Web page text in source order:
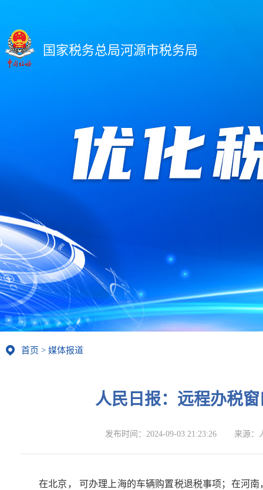
国家税务总局河源市税务局
首页 > 媒体报道
人民日报：远程办税
发布时间： 2024-09-03 21:23:26 来源：
在北京， 可办理上海的车辆购置税退税事项；在河